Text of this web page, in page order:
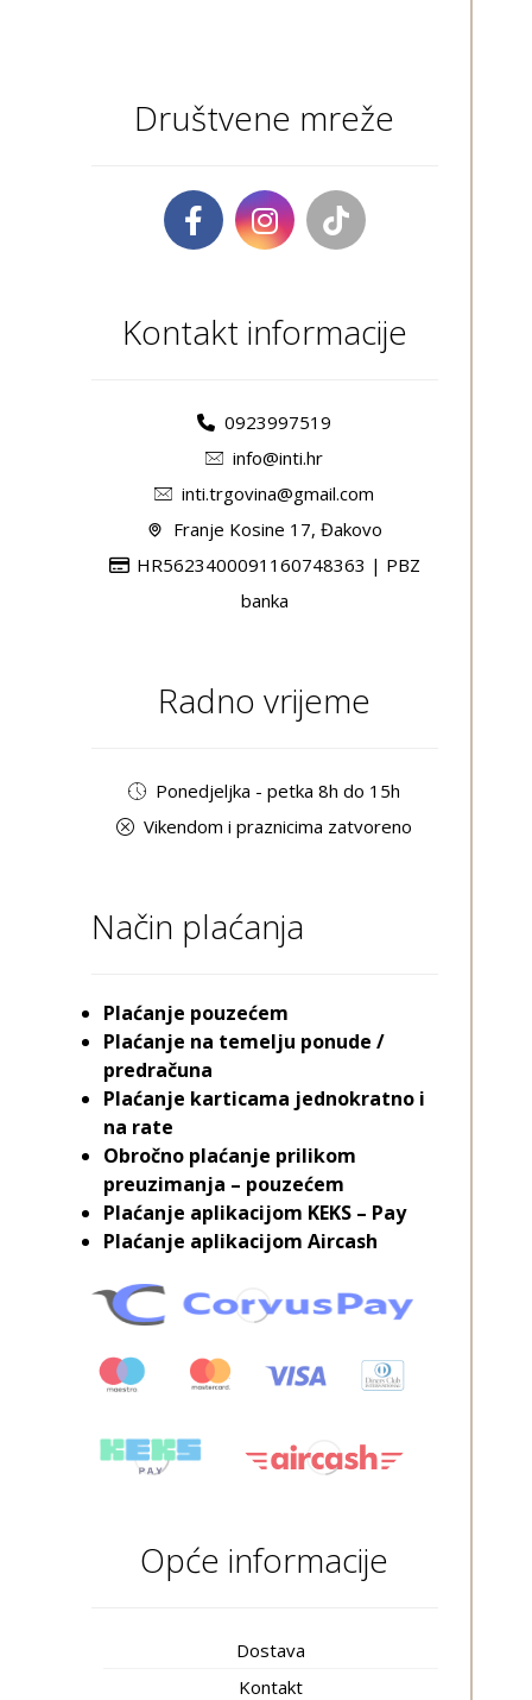
Društvene mreže
Kontakt informacije
0923997519
info@inti.hr
inti.trgovina@gmail.com
Franje Kosine 17, Đakovo
HR5623400091160748363 | PBZ
banka
Radno vrijeme
Ponedjeljka - petka 8h do 15h
Vikendom i praznicima zatvoreno
Način plaćanja
Plaćanje pouzećem
Plaćanje na temelju ponude /
predračuna
Plaćanje karticama jednokratno i
na rate
Obročno plaćanje prilikom
preuzimanja – pouzećem
Plaćanje aplikacijom KEKS – Pay
Plaćanje aplikacijom Aircash
Opće informacije
Dostava
Kontakt